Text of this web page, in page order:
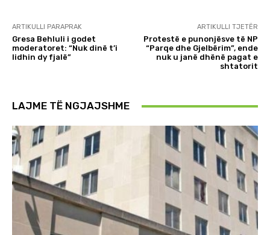
ARTIKULLI PARAPRAK
Gresa Behluli i godet
moderatoret: “Nuk dinë t’i
lidhin dy fjalë”
ARTIKULLI TJETËR
Protestë e punonjësve të NP
“Parqe dhe Gjelbërim”, ende
nuk u janë dhënë pagat e
shtatorit
LAJME TË NGJAJSHME